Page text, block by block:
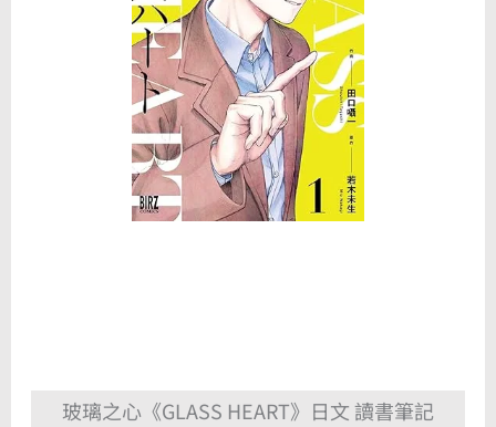
玻璃之心《GLASS HEART》日文 讀書筆記